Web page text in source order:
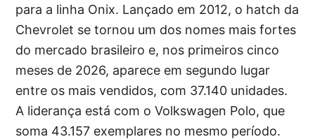
para a linha Onix. Lançado em 2012, o hatch da
Chevrolet se tornou um dos nomes mais fortes
do mercado brasileiro e, nos primeiros cinco
meses de 2026, aparece em segundo lugar
entre os mais vendidos, com 37.140 unidades.
A liderança está com o Volkswagen Polo, que
soma 43.157 exemplares no mesmo período.